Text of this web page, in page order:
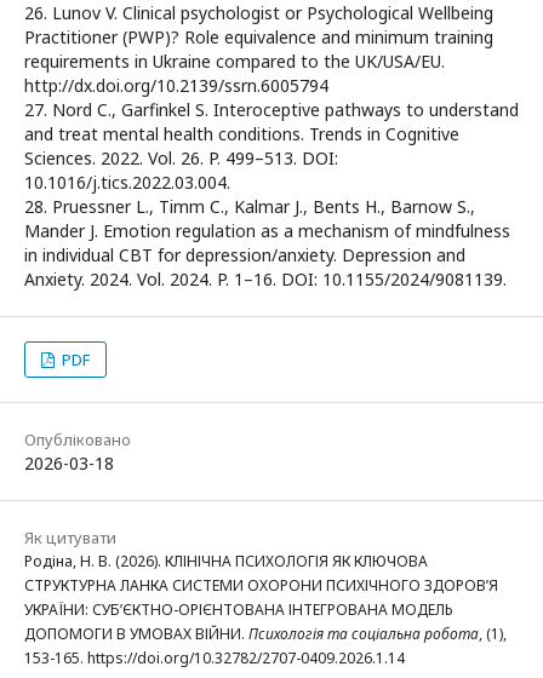
26. Lunov V. Clinical psychologist or Psychological Wellbeing
Practitioner (PWP)? Role equivalence and minimum training
requirements in Ukraine compared to the UK/USA/EU.
http://dx.doi.org/10.2139/ssrn.6005794
27. Nord C., Garfinkel S. Interoceptive pathways to understand
and treat mental health conditions. Trends in Cognitive
Sciences. 2022. Vol. 26. P. 499–513. DOI:
10.1016/j.tics.2022.03.004.
28. Pruessner L., Timm C., Kalmar J., Bents H., Barnow S.,
Mander J. Emotion regulation as a mechanism of mindfulness
in individual CBT for depression/anxiety. Depression and
Anxiety. 2024. Vol. 2024. P. 1–16. DOI: 10.1155/2024/9081139.
PDF
Опубліковано
2026-03-18
Як цитувати
Родіна, Н. В. (2026). КЛІНІЧНА ПСИХОЛОГІЯ ЯК КЛЮЧОВА
СТРУКТУРНА ЛАНКА СИСТЕМИ ОХОРОНИ ПСИХІЧНОГО ЗДОРОВ’Я
УКРАЇНИ: СУБ’ЄКТНО-ОРІЄНТОВАНА ІНТЕГРОВАНА МОДЕЛЬ
ДОПОМОГИ В УМОВАХ ВІЙНИ. Психологія та соціальна робота, (1),
153-165. https://doi.org/10.32782/2707-0409.2026.1.14